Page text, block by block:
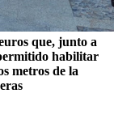
que, junto a
habilitar
metros de la